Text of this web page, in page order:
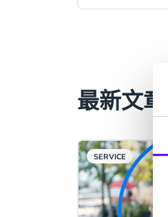
最新文章
SERVICE